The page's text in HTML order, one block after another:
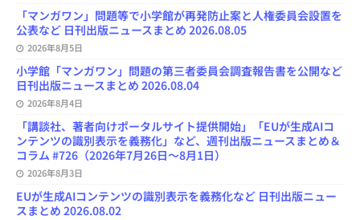
a
n
n
「マンガワン」問題等で小学館が再発防止案と人権委員会設置を
公表など 日刊出版ニュースまとめ 2026.08.05
2026年8月5日
小学館「マンガワン」問題の第三者委員会調査報告書を公開など
日刊出版ニュースまとめ 2026.08.04
2026年8月4日
「講談社、著者向けポータルサイト提供開始」「EUが生成AIコ
ンテンツの識別表示を義務化」など、週刊出版ニュースまとめ＆
コラム #726（2026年7月26日～8月1日）
2026年8月3日
EUが生成AIコンテンツの識別表示を義務化など 日刊出版ニュー
スまとめ 2026.08.02